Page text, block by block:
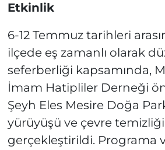
Etkinlik
6-12 Temmuz tarihleri
ilçede eş zamanlı olarak
seferberliği kapsamında,
İmam Hatipliler Derneği
Şeyh Eles Mesire Doğa
yürüyüşü ve çevre
gerçekleştirildi. Programa